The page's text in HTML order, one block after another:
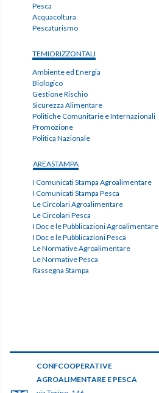
CONFCOOPERATIVE
AGROALIMENTARE E PESCA
Pesca
Acquacoltura
Pescaturismo
TEMIORIZZONTALI
Ambiente ed Energia
Biologico
Gestione Rischio
Sicurezza Alimentare
Politiche Comunitarie e Internazionali
Promozione
Politica Nazionale
AREASTAMPA
I Comunicati Stampa Agroalimentare
I Comunicati Stampa Pesca
Le Circolari Agroalimentare
Le Circolari Pesca
I Doc e le Pubblicazioni Agroalimentare
I Doc e le Pubblicazioni Pesca
Le Normative Agroalimentare
Le Normative Pesca
Rassegna Stampa